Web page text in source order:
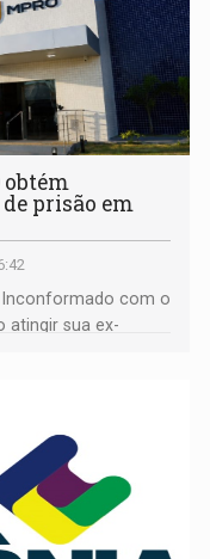
obtém
de prisão em
com o
atingir sua ex-